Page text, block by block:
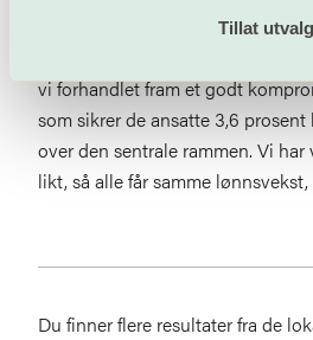
Tillat utvalg
har små finansielle ressurser,
vi forhandlet fram et godt
som sikrer de ansatte 3,6
over den sentrale rammen. Vi
likt, så alle får samme
Du finner flere resultater fra de